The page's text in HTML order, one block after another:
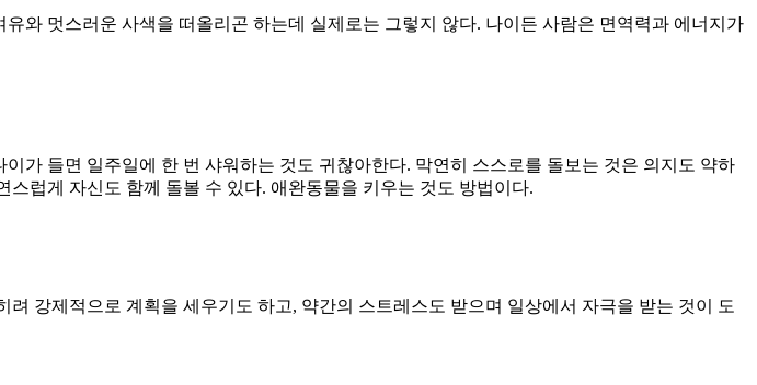
와 멋스러운 사색을 떠올리곤 하는데 실제로는 그렇지 않다. 나이든 사람은 면역력과 에너지가
가 들면 일주일에 한 번 샤워하는 것도 귀찮아한다. 막연히 스스로를 돌보는 것은 의지도 약하
럽게 자신도 함께 돌볼 수 있다. 애완동물을 키우는 것도 방법이다.
강제적으로 계획을 세우기도 하고, 약간의 스트레스도 받으며 일상에서 자극을 받는 것이 도